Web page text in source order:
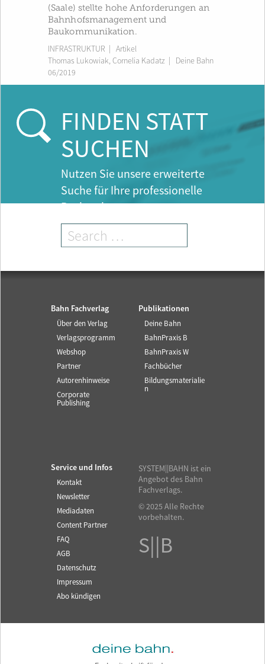
(Saale) stellte hohe Anforderungen an
Bahnhofsmanagement und
Baukommunikation.
INFRASTRUKTUR | Artikel
Thomas Lukowiak,Cornelia Kadatz
Deine Bahn
06/2019
FINDEN STATT
SUCHEN
Nutzen Sie unsere erweiterte
Suche für Ihre professionelle
Recherche.
Bahn Fachverlag
Über den Verlag
Verlagsprogramm
Webshop
Partner
Autorenhinweise
Corporate
Publishing
Publikationen
Deine Bahn
BahnPraxis B
BahnPraxis W
Fachbücher
Bildungsmaterialie
n
Service und Infos
Kontakt
Newsletter
Mediadaten
Content Partner
FAQ
AGB
Datenschutz
Impressum
Abo kündigen
SYSTEM||BAHN ist ein
Angebot des Bahn
Fachverlags.
© 2025 Alle Rechte
vorbehalten.
S||B